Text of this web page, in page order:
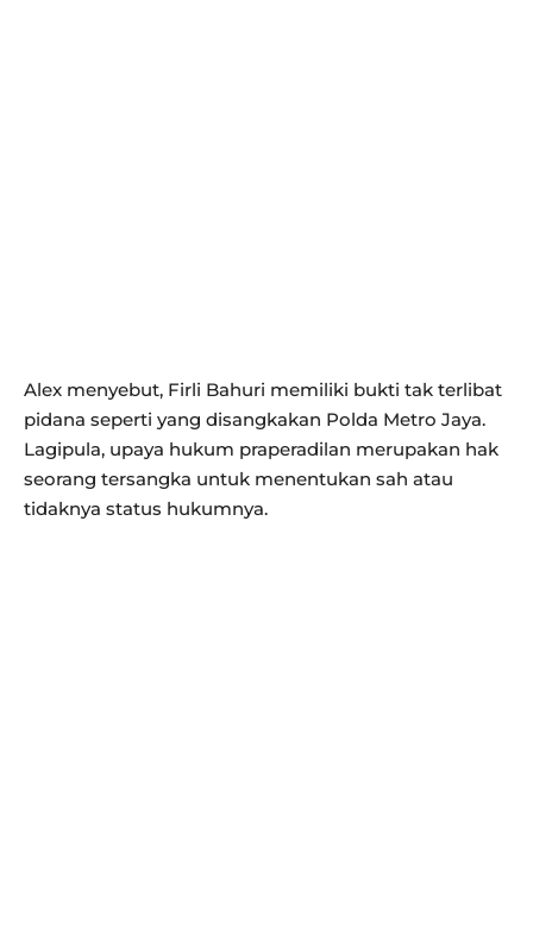
Alex menyebut, Firli Bahuri memiliki bukti tak terlibat
pidana seperti yang disangkakan Polda Metro Jaya.
Lagipula, upaya hukum praperadilan merupakan hak
seorang tersangka untuk menentukan sah atau
tidaknya status hukumnya.